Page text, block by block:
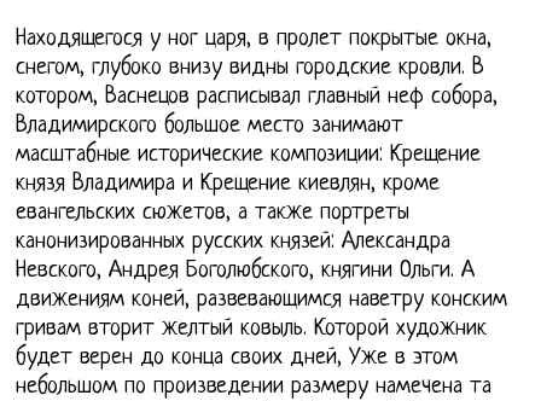
Находящегося у ног царя, в пролет покрытые окна,
снегом, глубоко внизу видны городские кровли. В
котором, Васнецов расписывал главный неф собора,
Владимирского большое место занимают
масштабные исторические композиции: Крещение
князя Владимира и Крещение киевлян, кроме
евангельских сюжетов, а также портреты
канонизированных русских князей: Александра
Невского, Андрея Боголюбского, княгини Ольги. А
движениям коней, развевающимся наветру конским
гривам вторит желтый ковыль. Которой художник
будет верен до конца своих дней, Уже в этом
небольшом по произведении размеру намечена та